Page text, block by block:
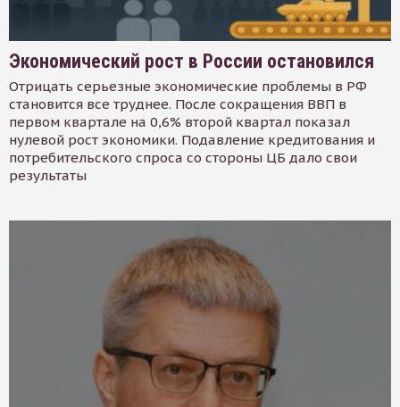
Экономический рост в России остановился
Отрицать серьезные экономические проблемы в РФ
становится все труднее. После сокращения ВВП в
первом квартале на 0,6% второй квартал показал
нулевой рост экономики. Подавление кредитования и
потребительского спроса со стороны ЦБ дало свои
результаты